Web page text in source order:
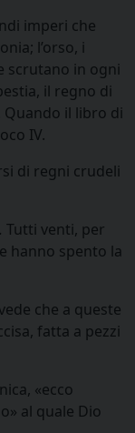
imperi che
l’orso, i
scrutano in ogni
il regno di
Quando il libro di
IV.
di regni crudeli
. Tutti venti, per
hanno spento la
che a queste
fatta a pezzi
«ecco
al quale Dio